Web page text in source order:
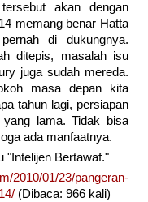
akan dengan
memang benar Hatta
di dukungnya.
ditepis, masalah isu
juga sudah mereda.
masa depan kita
tahun lagi, persiapan
lama. Tidak bisa
ada manfaatnya.
"Intelijen Bertawaf."
2010/01/23/pangeran-
(Dibaca: 966 kali)